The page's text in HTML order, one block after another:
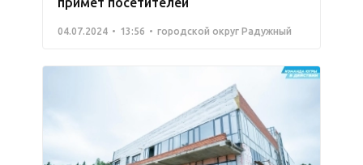
04.07.2024 13:56 городской округ Радужный